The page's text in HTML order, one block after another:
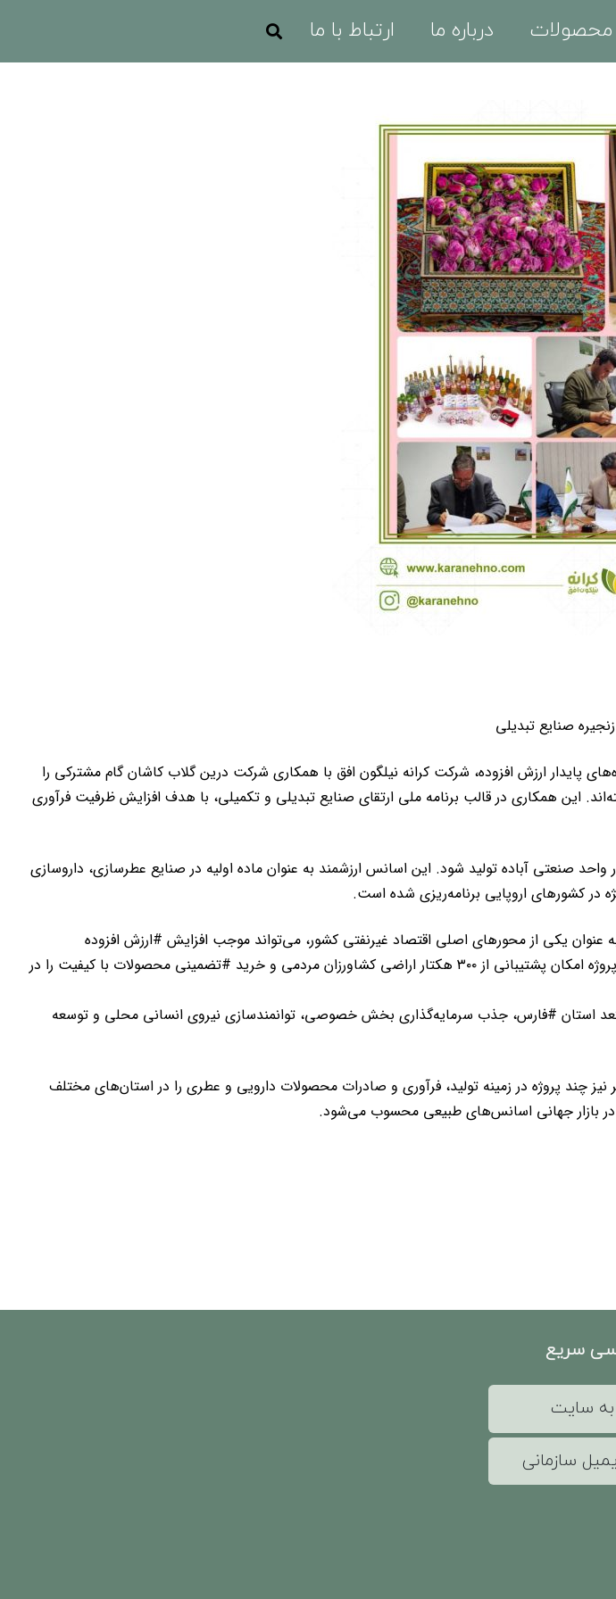
محصولات درباره ما ارتباط با ما
صنایع تبدیلی
ارزش افزوده، شرکت کرانه نیلگون افق با همکاری شرکت درین گلاب کاشان گام مشترکی را
این همکاری در قالب برنامه ملی ارتقای صنایع تبدیلی و تکمیلی، با هدف افزایش ظرفیت فرآوری
است ۶۰ کیلوگرم اسانس تام گل محمدی در واحد صنعتی آباده تولید شود. این اسانس ارزشمند به عنوان ماده اولیه در صنایع عطرسازی، داروسازی
در کشورهای اروپایی برنامه‌ریزی شده است.
یکی از محورهای اصلی اقتصاد غیرنفتی کشور، می‌تواند موجب افزایش #ارزش افزوده
محصولات گیاهان دارویی و کاهش خام‌فروشی محصولات #کشاورزی شود. در کنار آن، اجرای این پروژه امکان پشتیبانی از ۳۰۰ هکتار اراضی کشاورزان مردمی و خرید #تضمینی محصولات با کیفیت را در
استان #فارس، جذب سرمایه‌گذاری بخش خصوصی، توانمندسازی نیروی انسانی محلی و توسعه
چند پروژه در زمینه تولید، فرآوری و صادرات محصولات دارویی و عطری را در استان‌های مختلف
در بازار جهانی اسانس‌های طبیعی محسوب می‌شود.
سریع
به سایت
سازمانی